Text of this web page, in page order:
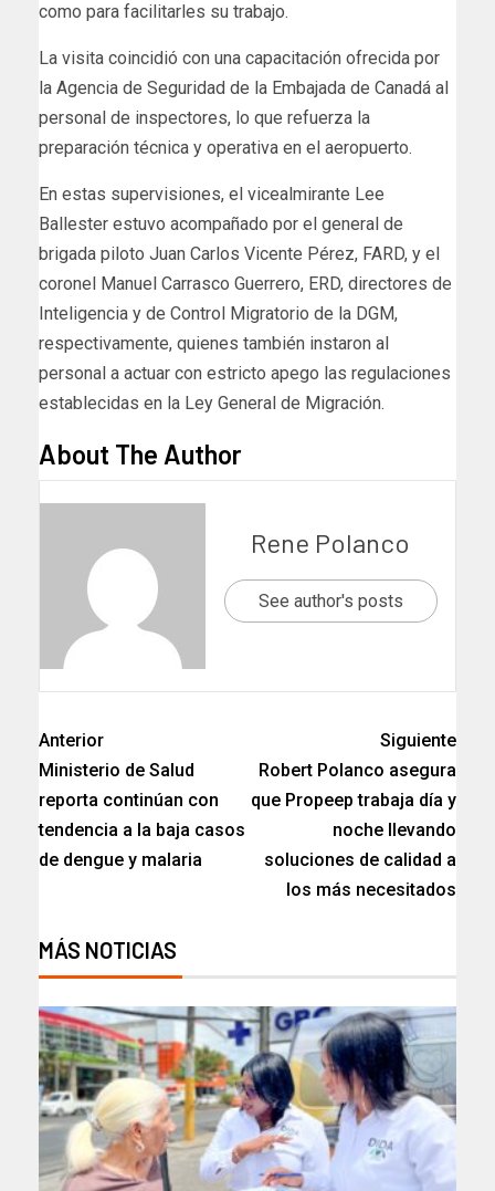
como para facilitarles su trabajo.
La visita coincidió con una capacitación ofrecida por
la Agencia de Seguridad de la Embajada de Canadá al
personal de inspectores, lo que refuerza la
preparación técnica y operativa en el aeropuerto.
En estas supervisiones, el vicealmirante Lee
Ballester estuvo acompañado por el general de
brigada piloto Juan Carlos Vicente Pérez, FARD, y el
coronel Manuel Carrasco Guerrero, ERD, directores de
Inteligencia y de Control Migratorio de la DGM,
respectivamente, quienes también instaron al
personal a actuar con estricto apego las regulaciones
establecidas en la Ley General de Migración.
About The Author
Rene Polanco
See author's posts
Anterior
Ministerio de Salud
reporta continúan con
tendencia a la baja casos
de dengue y malaria
Siguiente
Robert Polanco asegura
que Propeep trabaja día y
noche llevando
soluciones de calidad a
los más necesitados
MÁS NOTICIAS